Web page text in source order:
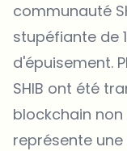
communauté
stupéfiante de
d'épuisement.
SHIB ont été
blockchain
représente